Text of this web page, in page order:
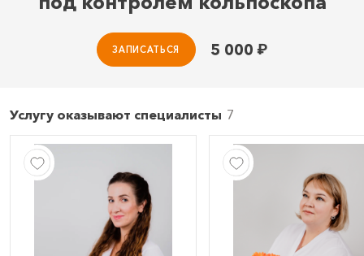
5 000 ₽
ЗАПИСАТЬСЯ
Услугу оказывают специалисты